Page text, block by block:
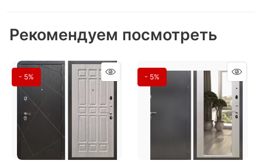
Рекомендуем посмотреть
- 5% - 5%